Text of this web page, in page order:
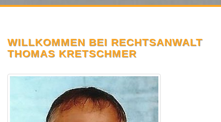
WILLKOMMEN BEI RECHTSANWALT
THOMAS KRETSCHMER